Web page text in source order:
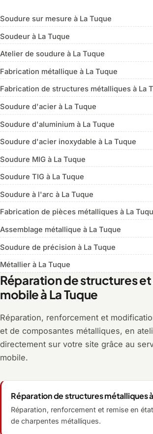
Soudure sur mesure à La Tuque
Soudeur à La Tuque
Atelier de soudure à La Tuque
Fabrication métallique à La Tuque
Fabrication de structures métalliques à La
Soudure d'acier à La Tuque
Soudure d'aluminium à La Tuque
Soudure d'acier inoxydable à La Tuque
Soudure MIG à La Tuque
Soudure TIG à La Tuque
Soudure à l'arc à La Tuque
Fabrication de pièces métalliques à La
Assemblage métallique à La Tuque
Soudure de précision à La Tuque
Métallier à La Tuque
Réparation de structures
mobile à La Tuque
Réparation, renforcement et
et de composantes métalliques, en
directement sur votre site grâce au
mobile.
Réparation de structures métalliques
Réparation, renforcement et remise en
de charpentes métalliques.